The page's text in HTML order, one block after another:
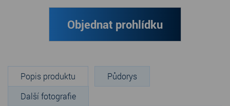
Objednat prohlídku
Popis produktu
Půdorys
Další fotografie